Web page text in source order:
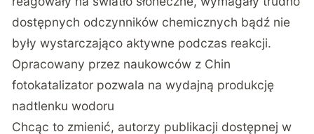
dostępnych odczynników chemicznych bądź nie
były wystarczająco aktywne podczas reakcji.
Opracowany przez naukowców z Chin
fotokatalizator pozwala na wydajną produkcję
nadtlenku wodoru
Chcąc to zmienić, autorzy publikacji dostępnej w